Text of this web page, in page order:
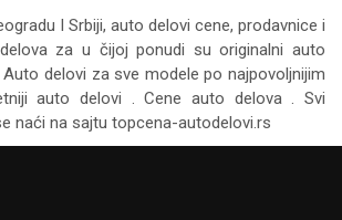
I Srbiji, auto delovi cene, prodavnice i
za u čijoj ponudi su originalni auto
delovi za sve modele po najpovoljnijim
auto delovi . Cene auto delova . Svi
naći na sajtu topcena-autodelovi.rs